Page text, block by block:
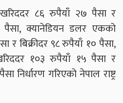
८६ रुपैयाँ २७ पैसा र
पैसा, क्यानेडियन डलर एकको
र बिक्रीदर ९८ रुपैयाँ १० पैसा,
१०३ रुपैयाँ १५ पैसा र
निर्धारण गरिएको नेपाल राष्ट्र